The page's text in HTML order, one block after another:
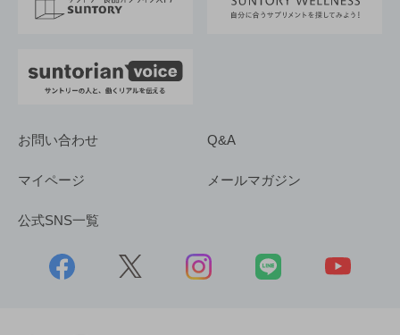
採用情報
お問い合わせ Q&A
マイページ メールマガジン
公式SNS一覧